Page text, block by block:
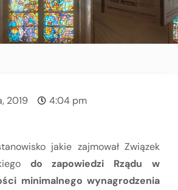
2019
4:04 pm
jakie zajmował Związek
do zapowiedzi Rządu w
minimalnego wynagrodzenia